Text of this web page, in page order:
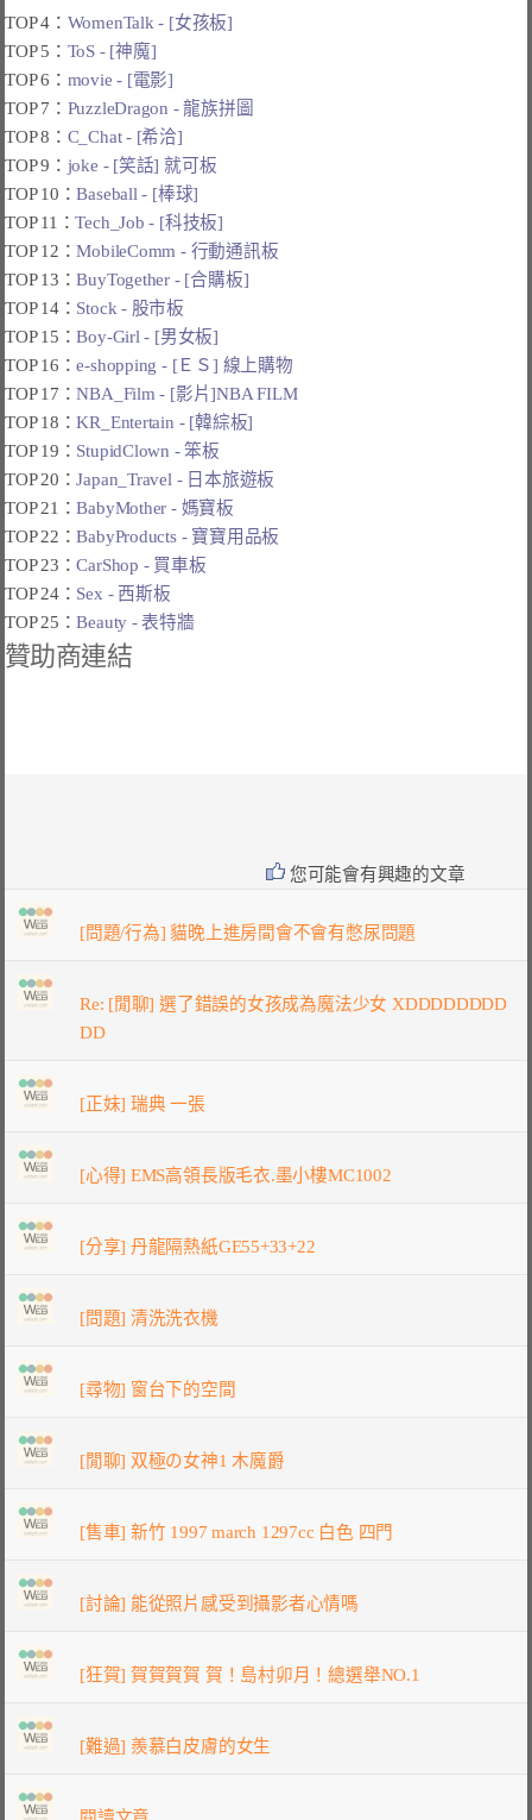
TOP 4： WomenTalk - [女孩板]
TOP 5： ToS - [神魔]
TOP 6： movie - [電影]
TOP 7： PuzzleDragon - 龍族拼圖
TOP 8： C_Chat - [希洽]
TOP 9： joke - [笑話] 就可板
TOP 10：Baseball - [棒球]
TOP 11：Tech_Job - [科技板]
TOP 12：MobileComm - 行動通訊板
TOP 13：BuyTogether - [合購板]
TOP 14： Stock - 股市板
TOP 15：Boy-Girl - [男女板]
TOP 16：e-shopping - [ＥＳ] 線上購物
TOP 17：NBA_Film - [影片]NBA FILM
TOP 18：KR_Entertain - [韓綜板]
TOP 19： StupidClown - 笨板
TOP 20：Japan_Travel - 日本旅遊板
TOP 21：BabyMother - 媽寶板
TOP 22：BabyProducts - 寶寶用品板
TOP 23：CarShop - 買車板
TOP 24： Sex - 西斯板
TOP 25：Beauty - 表特牆
贊助商連結
您可能會有興趣的文章
[問題/行為] 貓晚上進房間會不會有憋尿問題
Re: [閒聊] 選了錯誤的女孩成為魔法少女 XDDDDDDDD
DD
[正妹] 瑞典 一張
[心得] EMS高領長版毛衣.墨小樓MC1002
[分享] 丹龍隔熱紙GE55+33+22
[問題] 清洗洗衣機
[尋物] 窗台下的空間
[閒聊] 双極の女神1 木魔爵
[售車] 新竹 1997 march 1297cc 白色 四門
[討論] 能從照片感受到攝影者心情嗎
[狂賀] 賀賀賀賀 賀！島村卯月！總選舉NO.1
[難過] 羨慕白皮膚的女生